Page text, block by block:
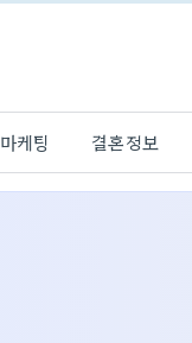
마케팅 결혼정보